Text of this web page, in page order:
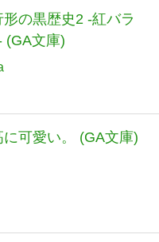
の黒歴史2 -紅バラ
(GA文庫)
可愛い。 (GA文庫)